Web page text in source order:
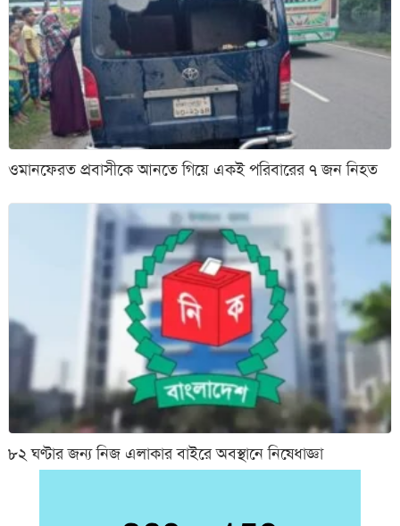
ওমানফেরত প্রবাসীকে আনতে গিয়ে একই পরিবারের ৭ জন নিহত
৮২ ঘণ্টার জন্য নিজ এলাকার বাইরে অবস্থানে নিষেধাজ্ঞা